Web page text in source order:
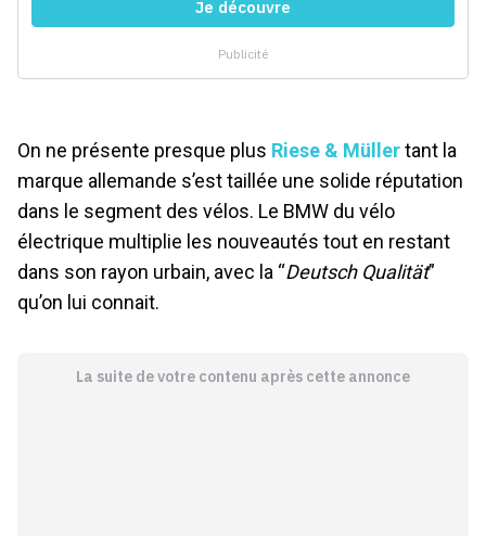
On ne présente presque plus Riese & Müllertant la
marque allemande s’est taillée une solide réputation
dans le segment des vélos. Le BMW du vélo
électrique multiplie les nouveautés tout en restant
dans son rayon urbain, avec la “Deutsch Qualität”
qu’on lui connait.
La suite de votre contenu après cette annonce